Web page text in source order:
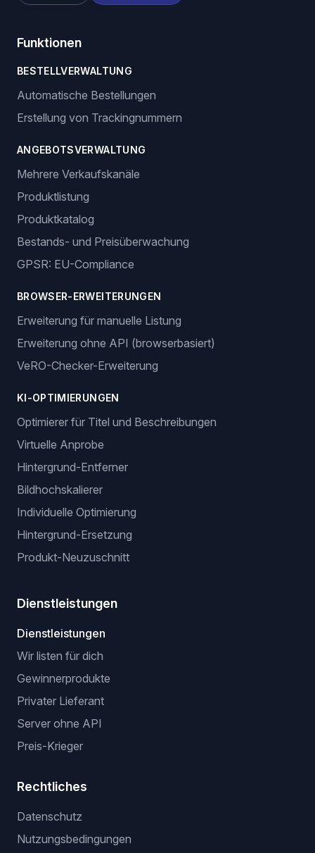
Funktionen
BESTELLVERWALTUNG
Automatische Bestellungen
Erstellung von Trackingnummern
ANGEBOTSVERWALTUNG
Mehrere Verkaufskanäle
Produktlistung
Produktkatalog
Bestands- und Preisüberwachung
GPSR: EU-Compliance
BROWSER-ERWEITERUNGEN
Erweiterung für manuelle Listung
Erweiterung ohne API (browserbasiert)
VeRO-Checker-Erweiterung
KI-OPTIMIERUNGEN
Optimierer für Titel und Beschreibungen
Virtuelle Anprobe
Hintergrund-Entferner
Bildhochskalierer
Individuelle Optimierung
Hintergrund-Ersetzung
Produkt-Neuzuschnitt
Dienstleistungen
Dienstleistungen
Wir listen für dich
Gewinnerprodukte
Privater Lieferant
Server ohne API
Preis-Krieger
Rechtliches
Datenschutz
Nutzungsbedingungen